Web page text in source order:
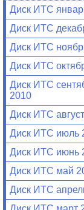
Диск ИТС
Диск ИТС
Диск ИТС
Диск ИТС
Диск ИТС
2010
Диск ИТС
Диск ИТС июль
Диск ИТС июнь
Диск ИТС май
Диск ИТС